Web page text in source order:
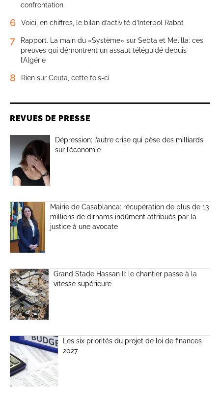
confrontation
6 Voici, en chiffres, le bilan d’activité d’Interpol Rabat
7
Rapport. La main du «Système» sur Sebta et Melilla: ces
preuves qui démontrent un assaut téléguidé depuis
l’Algérie
8 Rien sur Ceuta, cette fois-ci
REVUES DE PRESSE
Dépression: l’autre crise qui pèse des milliards
sur l’économie
Mairie de Casablanca: récupération de plus de 13
millions de dirhams indûment attribués par la
justice à une avocate
Grand Stade Hassan II: le chantier passe à la
vitesse supérieure
Les six priorités du projet de loi de finances
2027